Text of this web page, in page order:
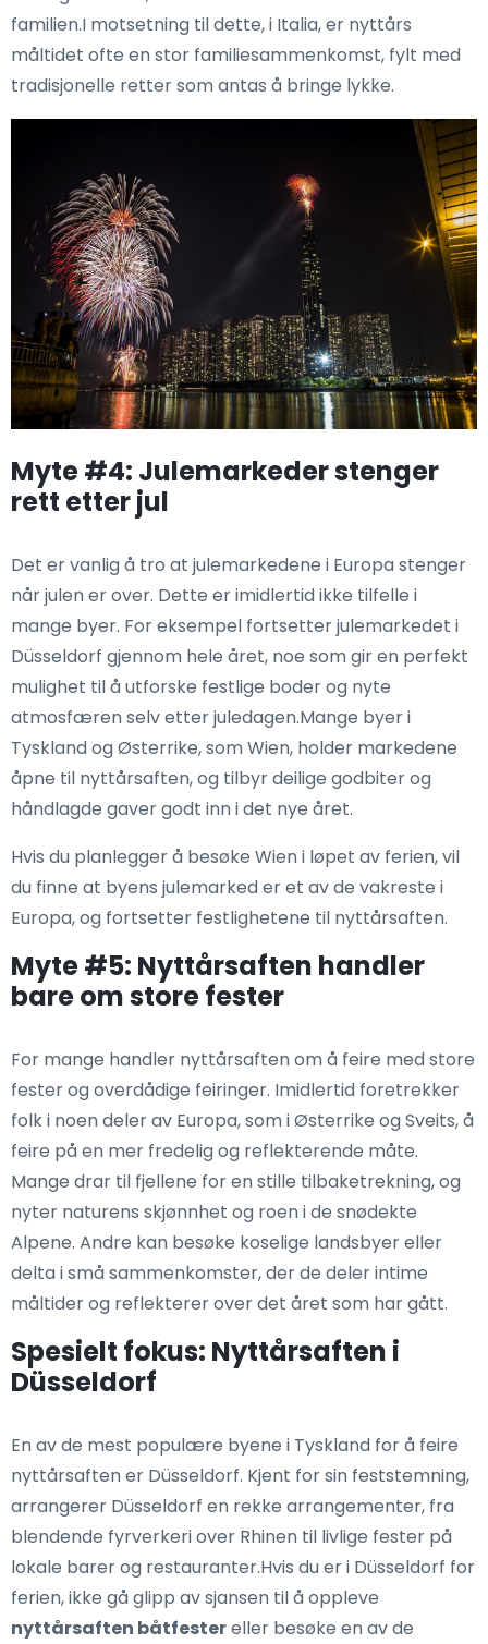
familien.I motsetning til dette, i Italia, er nyttårs
måltidet ofte en stor familiesammenkomst, fylt med
tradisjonelle retter som antas å bringe lykke.
Myte #4: Julemarkeder stenger
rett etter jul
Det er vanlig å tro at julemarkedene i Europa stenger
når julen er over. Dette er imidlertid ikke tilfelle i
mange byer. For eksempel fortsetter julemarkedet i
Düsseldorf gjennom hele året, noe som gir en perfekt
mulighet til å utforske festlige boder og nyte
atmosfæren selv etter juledagen.Mange byer i
Tyskland og Østerrike, som Wien, holder markedene
åpne til nyttårsaften, og tilbyr deilige godbiter og
håndlagde gaver godt inn i det nye året.
Hvis du planlegger å besøke Wien i løpet av ferien, vil
du finne at byens julemarked er et av de vakreste i
Europa, og fortsetter festlighetene til nyttårsaften.
Myte #5: Nyttårsaften handler
bare om store fester
For mange handler nyttårsaften om å feire med store
fester og overdådige feiringer. Imidlertid foretrekker
folk i noen deler av Europa, som i Østerrike og Sveits, å
feire på en mer fredelig og reflekterende måte.
Mange drar til fjellene for en stille tilbaketrekning, og
nyter naturens skjønnhet og roen i de snødekte
Alpene. Andre kan besøke koselige landsbyer eller
delta i små sammenkomster, der de deler intime
måltider og reflekterer over det året som har gått.
Spesielt fokus: Nyttårsaften i
Düsseldorf
En av de mest populære byene i Tyskland for å feire
nyttårsaften er Düsseldorf. Kjent for sin feststemning,
arrangerer Düsseldorf en rekke arrangementer, fra
blendende fyrverkeri over Rhinen til livlige fester på
lokale barer og restauranter.Hvis du er i Düsseldorf for
ferien, ikke gå glipp av sjansen til å oppleve
nyttårsaften båtfestereller besøke en av de